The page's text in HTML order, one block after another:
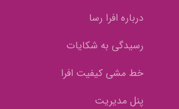
درباره افرا رسا
رسیدگی به شکایات
خط مشی کیفیت افرا
پنل مدیریت